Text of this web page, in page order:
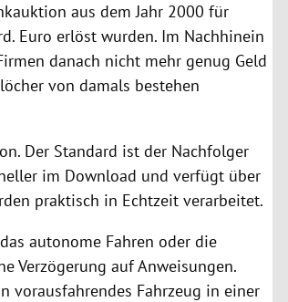
aus dem Jahr 2000 für
Euro erlöst wurden. Im Nachhinein
danach nicht mehr genug Geld
von damals bestehen
Der Standard ist der Nachfolger
im Download und verfügt über
praktisch in Echtzeit verarbeitet.
autonome Fahren oder die
Verzögerung auf Anweisungen.
vorausfahrendes Fahrzeug in einer